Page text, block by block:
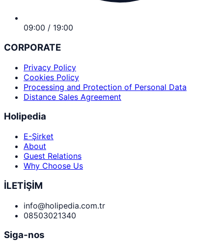
09:00 / 19:00
CORPORATE
Privacy Policy
Cookies Policy
Processing and Protection of Personal Data
Distance Sales Agreement
Holipedia
E-Şirket
About
Guest Relations
Why Choose Us
İLETİŞİM
info@holipedia.com.tr
08503021340
Siga-nos